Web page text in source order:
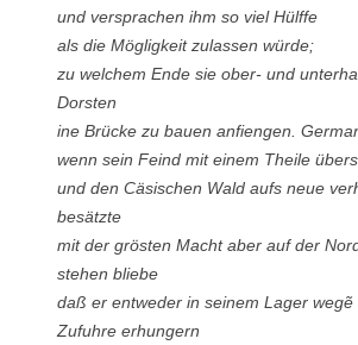
und versprachen ihm so viel Hülffe
als die Mögligkeit zulassen würde;
zu welchem Ende sie ober- und
Dorsten
ine Brücke zu bauen anfiengen.
wenn sein Feind mit einem Theile
und den Cäsischen Wald aufs neue
besätzte
mit der grösten Macht aber auf der
stehen bliebe
daß er entweder in seinem Lager
Zufuhre erhungern